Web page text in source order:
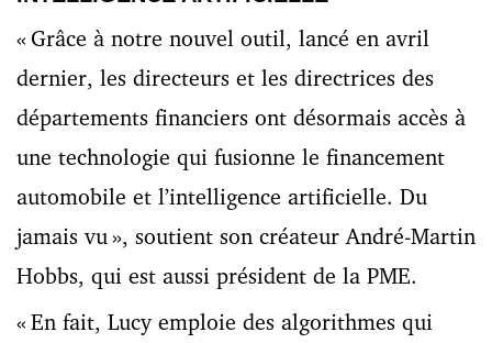
« Grâce à notre nouvel outil, lancé en avril
dernier, les directeurs et les directrices des
départements financiers ont désormais accès à
une technologie qui fusionne le financement
automobile et l’intelligence artificielle. Du
jamais vu », soutient son créateur André-Martin
Hobbs, qui est aussi président de la PME.
« En fait, Lucy emploie des algorithmes qui